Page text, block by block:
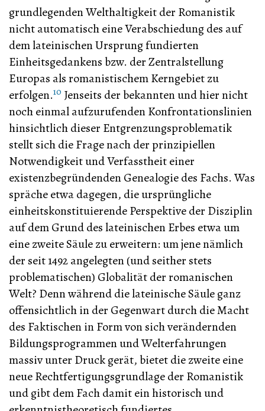
grundlegenden Welthaltigkeit der Romanistik
nicht automatisch eine Verabschiedung des auf
dem lateinischen Ursprung fundierten
Einheitsgedankens bzw. der Zentralstellung
Europas als romanistischem Kerngebiet zu
erfolgen.10 Jenseits der bekannten und hier nicht
noch einmal aufzurufenden Konfrontationslinien
hinsichtlich dieser Entgrenzungsproblematik
stellt sich die Frage nach der prinzipiellen
Notwendigkeit und Verfasstheit einer
existenzbegründenden Genealogie des Fachs. Was
spräche etwa dagegen, die ursprüngliche
einheitskonstituierende Perspektive der Disziplin
auf dem Grund des lateinischen Erbes etwa um
eine zweite Säule zu erweitern: um jene nämlich
der seit 1492 angelegten (und seither stets
problematischen) Globalität der romanischen
Welt? Denn während die lateinische Säule ganz
offensichtlich in der Gegenwart durch die Macht
des Faktischen in Form von sich verändernden
Bildungsprogrammen und Welterfahrungen
massiv unter Druck gerät, bietet die zweite eine
neue Rechtfertigungsgrundlage der Romanistik
und gibt dem Fach damit ein historisch und